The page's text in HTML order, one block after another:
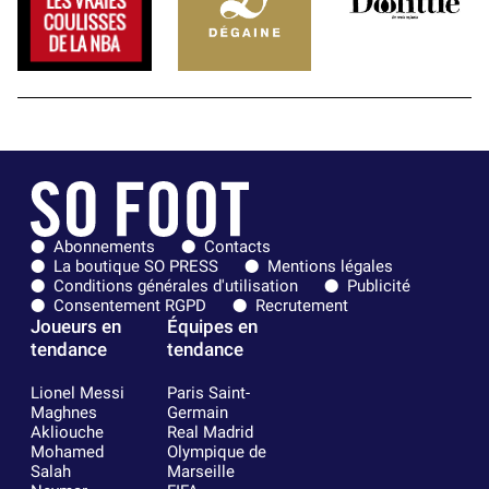
Abonnements
Contacts
La boutique SO PRESS
Mentions légales
Conditions générales d'utilisation
Publicité
Consentement RGPD
Recrutement
Joueurs en
tendance
Lionel Messi
Maghnes
Akliouche
Mohamed
Salah
Équipes en
tendance
Paris Saint-
Germain
Real Madrid
Olympique de
Marseille